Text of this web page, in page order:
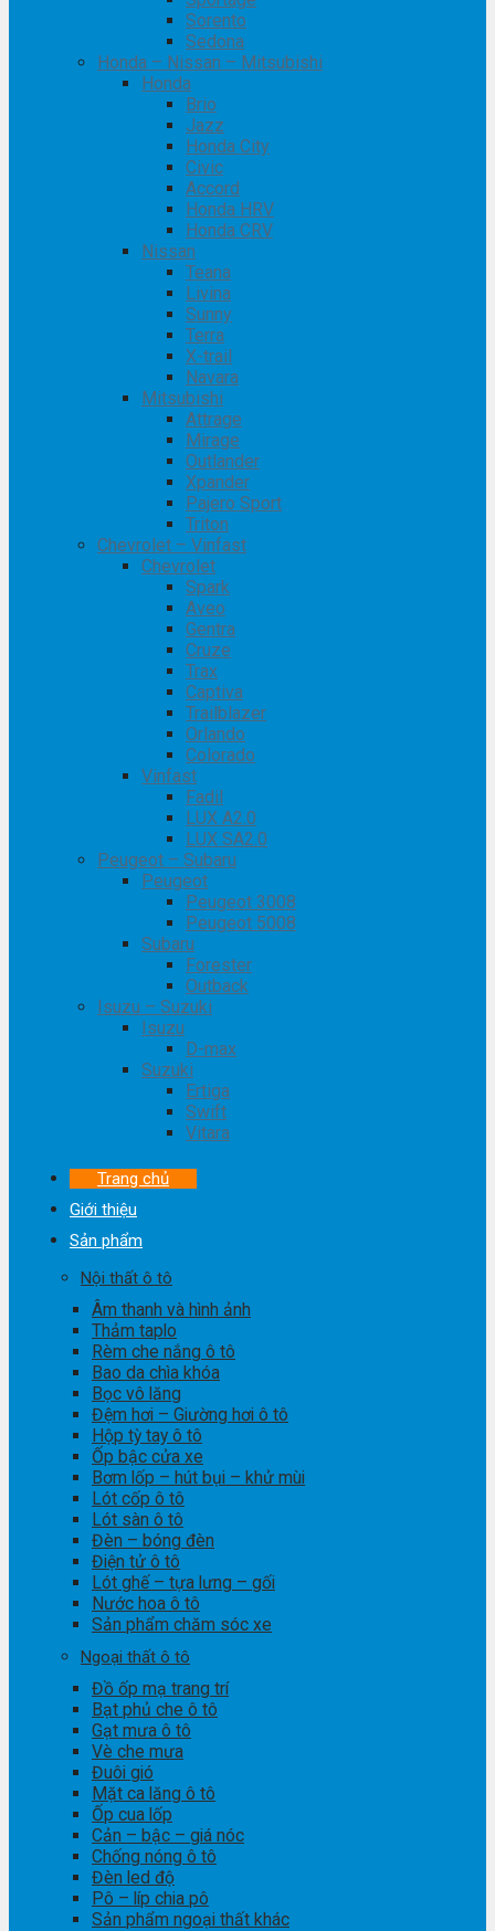
Sorento
Sedona
Honda – Nissan – Mitsubishi
Honda
Brio
Jazz
Honda City
Civic
Accord
Honda HRV
Honda CRV
Nissan
Teana
Livina
Sunny
Terra
X-trail
Navara
Mitsubishi
Attrage
Mirage
Outlander
Xpander
Pajero Sport
Triton
Chevrolet – Vinfast
Chevrolet
Spark
Aveo
Gentra
Cruze
Trax
Captiva
Trailblazer
Orlando
Colorado
Vinfast
Fadil
LUX A2.0
LUX SA2.0
Peugeot – Subaru
Peugeot
Peugeot 3008
Peugeot 5008
Subaru
Forester
Outback
Isuzu – Suzuki
Isuzu
D-max
Suzuki
Ertiga
Swift
Vitara
Trang chủ
Giới thiệu
Sản phẩm
Nội thất ô tô
Âm thanh và hình ảnh
Thảm taplo
Rèm che nắng ô tô
Bao da chìa khóa
Bọc vô lăng
Đệm hơi – Giường hơi ô tô
Hộp tỳ tay ô tô
Ốp bậc cửa xe
Bơm lốp – hút bụi – khử mùi
Lót cốp ô tô
Lót sàn ô tô
Đèn – bóng đèn
Điện tử ô tô
Lót ghế – tựa lưng – gối
Nước hoa ô tô
Sản phẩm chăm sóc xe
Ngoại thất ô tô
Đồ ốp mạ trang trí
Bạt phủ che ô tô
Gạt mưa ô tô
Vè che mưa
Đuôi gió
Mặt ca lăng ô tô
Ốp cua lốp
Cản – bậc – giá nóc
Chống nóng ô tô
Đèn led độ
Pô – líp chia pô
Sản phẩm ngoại thất khác